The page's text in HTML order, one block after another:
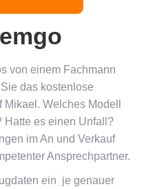
von einem Fachmann
das kostenlose
Welches Modell
Hatte es einen Unfall?
im An und Verkauf
Ansprechpartner.
ein  je genauer